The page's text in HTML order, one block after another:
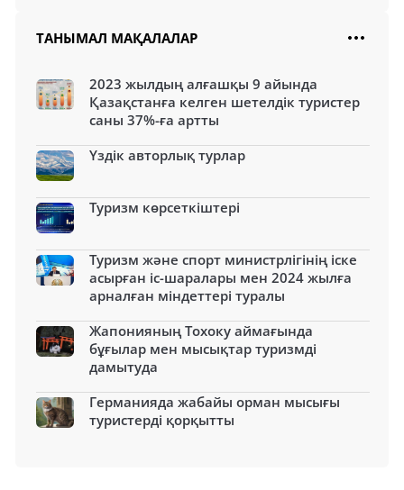
ТАНЫМАЛ МАҚАЛАЛАР
2023 жылдың алғашқы 9 айында
Қазақстанға келген шетелдік туристер
саны 37%-ға артты
Үздік авторлық турлар
Туризм көрсеткіштері
Туризм және спорт министрлігінің іске
асырған іс-шаралары мен 2024 жылға
арналған міндеттері туралы
Жапонияның Тохоку аймағында
бұғылар мен мысықтар туризмді
дамытуда
Германияда жабайы орман мысығы
туристерді қорқытты